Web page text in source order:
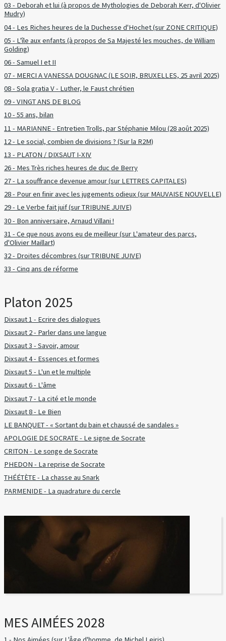
03 - Deborah et lui (à propos de Mythologies de Deborah Kerr, d'Olivier
Mudry)
04 - Les Riches heures de la Duchesse d'Hochet (sur ZONE CRITIQUE)
05 - L'île aux enfants (à propos de Sa Majesté les mouches, de William
Golding)
06 - Samuel I et II
07 - MERCI A VANESSA DOUGNAC (LE SOIR, BRUXELLES, 25 avril 2025)
08 - Sola gratia V - Luther, le Faust chrétien
09 - VINGT ANS DE BLOG
10 - 55 ans, bilan
11 - MARIANNE - Entretien Trolls, par Stéphanie Milou (28 août 2025)
12 - Le social, combien de divisions ? (Sur la R2M)
13 - PLATON / DIXSAUT I-XIV
26 - Mes Très riches heures de duc de Berry
27 - La souffrance devenue amour (sur LETTRES CAPITALES)
28 - Pour en finir avec les jugements odieux (sur MAUVAISE NOUVELLE)
29 - Le Verbe fait juif (sur TRIBUNE JUIVE)
30 - Bon anniversaire, Arnaud Villani !
31 - Ce que nous avons eu de meilleur (sur L'amateur des parcs,
d'Olivier Maillart)
32 - Droites décombres (sur TRIBUNE JUIVE)
33 - Cinq ans de réforme
Platon 2025
Dixsaut 1 - Ecrire des dialogues
Dixsaut 2 - Parler dans une langue
Dixsaut 3 - Savoir, amour
Dixsaut 4 - Essences et formes
Dixsaut 5 - L'un et le multiple
Dixsaut 6 - L'âme
Dixsaut 7 - La cité et le monde
Dixsaut 8 - Le Bien
LE BANQUET - « Sortant du bain et chaussé de sandales »
APOLOGIE DE SOCRATE - Le signe de Socrate
CRITON - Le songe de Socrate
PHEDON - La reprise de Socrate
THÉÉTÈTE - La chasse au Snark
PARMENIDE - La quadrature du cercle
MES AIMÉES 2028